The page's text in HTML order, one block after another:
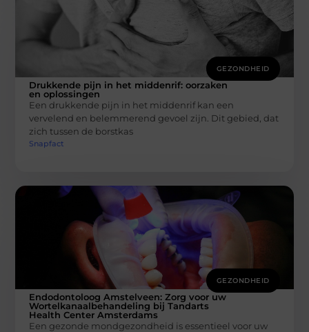
GEZONDHEID
Drukkende pijn in het middenrif: oorzaken
en oplossingen
Een drukkende pijn in het middenrif kan een
vervelend en belemmerend gevoel zijn. Dit gebied, dat
zich tussen de borstkas
Snapfact
GEZONDHEID
Endodontoloog Amstelveen: Zorg voor uw
Wortelkanaalbehandeling bij Tandarts
Health Center Amsterdams
Een gezonde mondgezondheid is essentieel voor uw